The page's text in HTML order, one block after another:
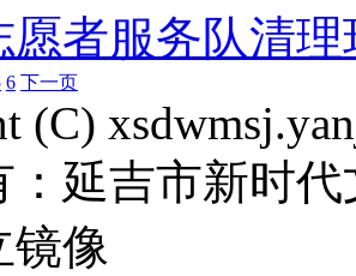
愿者服务队清
6 下一页
(C)
：延吉市新时
镜像